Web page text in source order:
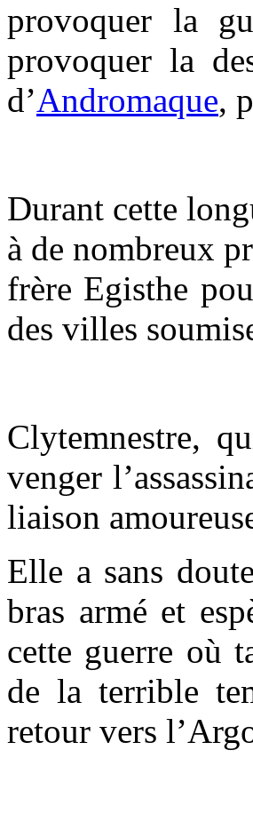
provoquer la
provoquer la
d’Andromaque,
Durant cette
à de nombreux
frère Egisthe
des villes
Clytemnestre,
venger
liaison
Elle a sans
bras armé et
cette guerre où
de la terrible
retour vers